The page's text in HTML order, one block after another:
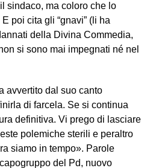
sindaco, ma coloro che lo
poi cita gli “gnavi” (li ha
della Divina Commedia,
si sono mai impegnati né nel
avvertito dal suo canto
di farcela. Se si continua
definitiva. Vi prego di lasciare
polemiche sterili e peraltro
siamo in tempo». Parole
del Pd, nuovo